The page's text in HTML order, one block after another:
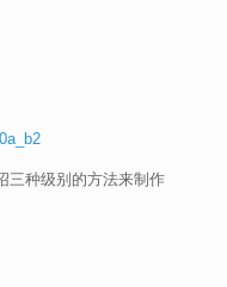
三种级别的方法来制作